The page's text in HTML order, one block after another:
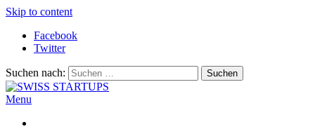
Skip to content
Facebook
Twitter
Suchen nach:
Menu